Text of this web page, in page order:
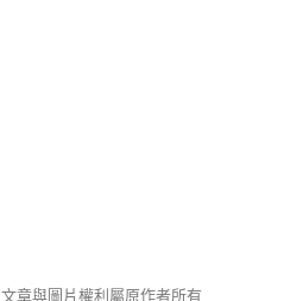
文章與圖片權利屬原作者所有